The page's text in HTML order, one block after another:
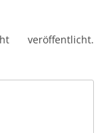
veröffentlicht.